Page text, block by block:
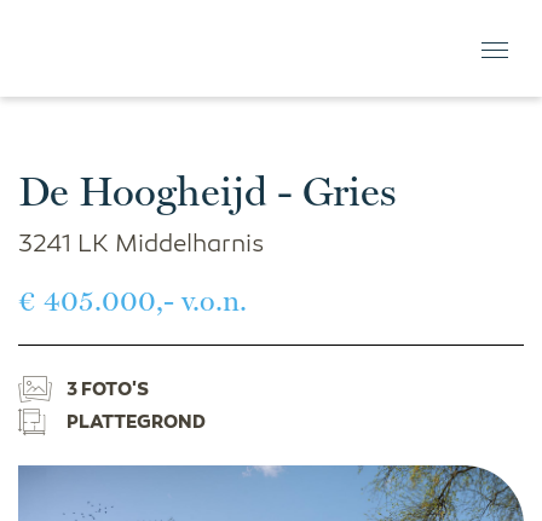
De Hoogheijd - Gries
3241 LK Middelharnis
€ 405.000,- v.o.n.
3 FOTO'S
PLATTEGROND